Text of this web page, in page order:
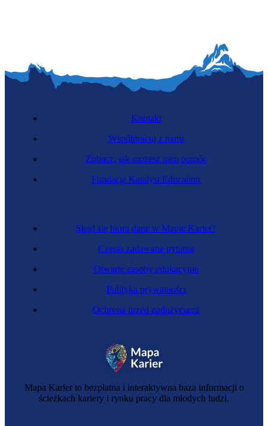
Mapa Karier to bezpłatna i interaktywna baza informacji o
ścieżkach kariery i rynku pracy dla młodych ludzi.
Skąd się biorą dane w Mapie Karier?
Często zadawane pytania
Otwarte zasoby edukacyjne
Polityka prywatności
Ochrona przed nadużyciami
Kontakt
Współpracuj z nami
Zobacz, jak możesz nam pomóc
Fundacja Katalyst Education